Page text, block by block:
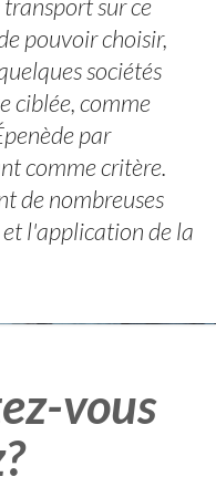
sur ce
pouvoir choisir,
sociétés
ciblée, comme
par
comme critère.
de nombreuses
l'application de la
vous